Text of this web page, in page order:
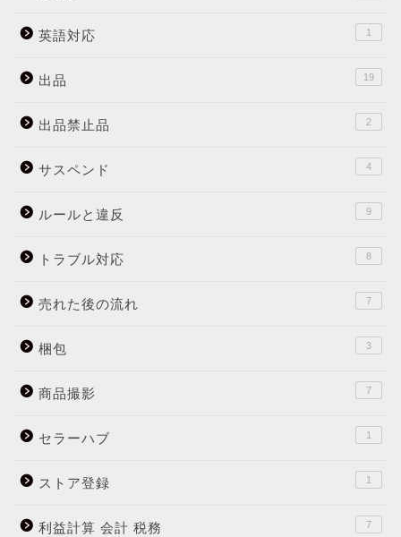
英語対応 1
出品 19
出品禁止品 2
サスペンド 4
ルールと違反 9
トラブル対応 8
売れた後の流れ 7
梱包 3
商品撮影 7
セラーハブ 1
ストア登録 1
利益計算 会計 税務 7